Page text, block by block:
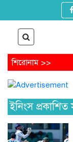
শিরোনাম >>
উপদেষ্টার
নির্বাচনে
শেষে জামায়াত
ইনিংস